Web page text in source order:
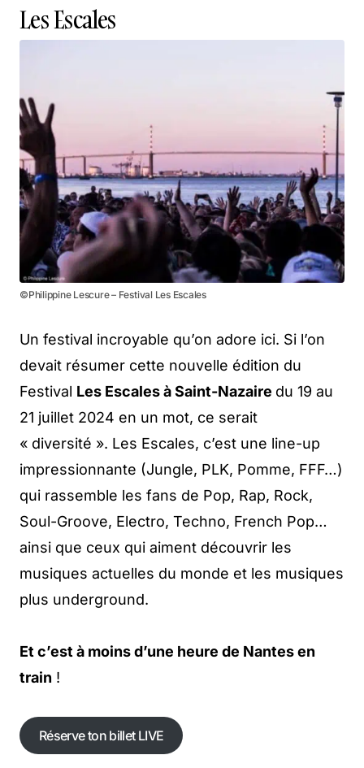
Les Escales
©Philippine Lescure – Festival Les Escales
Un festival incroyable qu’on adore ici. Si l’on
devait résumer cette nouvelle édition du
Festival Les Escales à Saint-Nazaire du 19 au
21 juillet 2024 en un mot, ce serait
« diversité ». Les Escales, c’est une line-up
impressionnante (Jungle, PLK, Pomme, FFF…)
qui rassemble les fans de Pop, Rap, Rock,
Soul-Groove, Electro, Techno, French Pop…
ainsi que ceux qui aiment découvrir les
musiques actuelles du monde et les musiques
plus underground.
Et c’est à moins d’une heure de Nantes en
train !
Réserve ton billet LIVE
Réserve ton billet LIVE